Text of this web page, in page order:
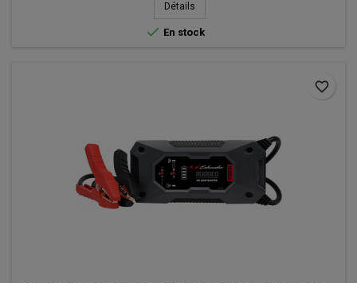
Détails
 En stock
favorite_border